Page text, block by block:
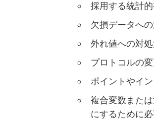
採用する統計
欠損データへの
外れ値への対処
プロトコルの
ポイントやイ
複合変数また
にするために